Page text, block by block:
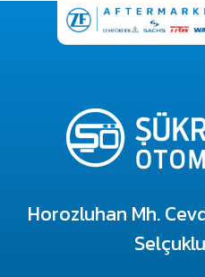
Horozluhan Mh.